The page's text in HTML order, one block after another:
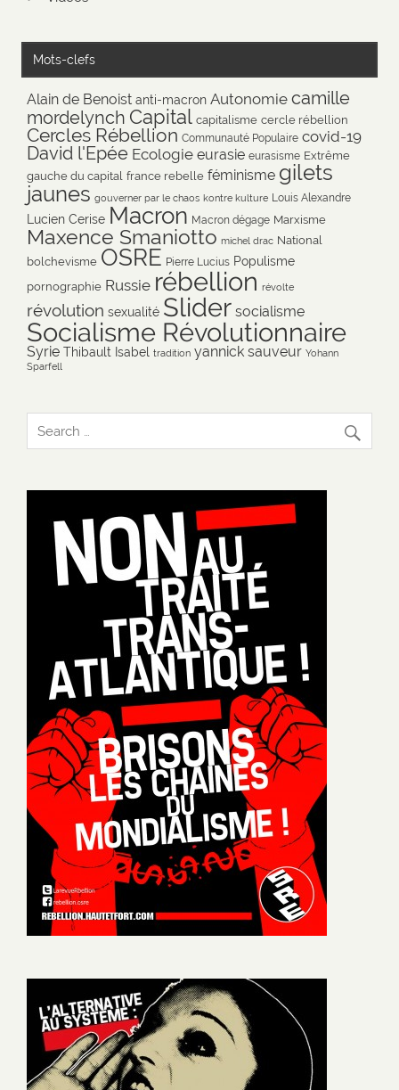
Mots-clefs
Alain de Benoist anti-macron Autonomie camille
mordelynch Capital capitalisme cercle rébellion
Cercles Rébellion Communauté Populaire covid-19
David l'Epée Ecologie eurasie eurasisme Extrême
gauche du capital france rebelle féminisme gilets
jaunes gouverner par le chaos kontre kulture Louis Alexandre
Lucien Cerise Macron Macron dégage Marxisme
Maxence Smaniotto michel drac National
bolchevisme OSRE Pierre Lucius Populisme
pornographie Russie rébellion révolte
révolution sexualité Slider socialisme
Socialisme Révolutionnaire
Syrie Thibault Isabel tradition yannick sauveur Yohann
Sparfell